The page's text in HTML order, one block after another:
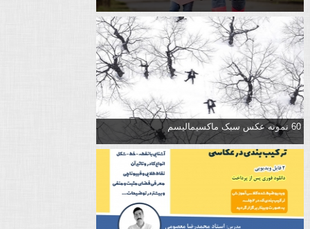
60 نمونه عکس سبک ماکسیمالیسم